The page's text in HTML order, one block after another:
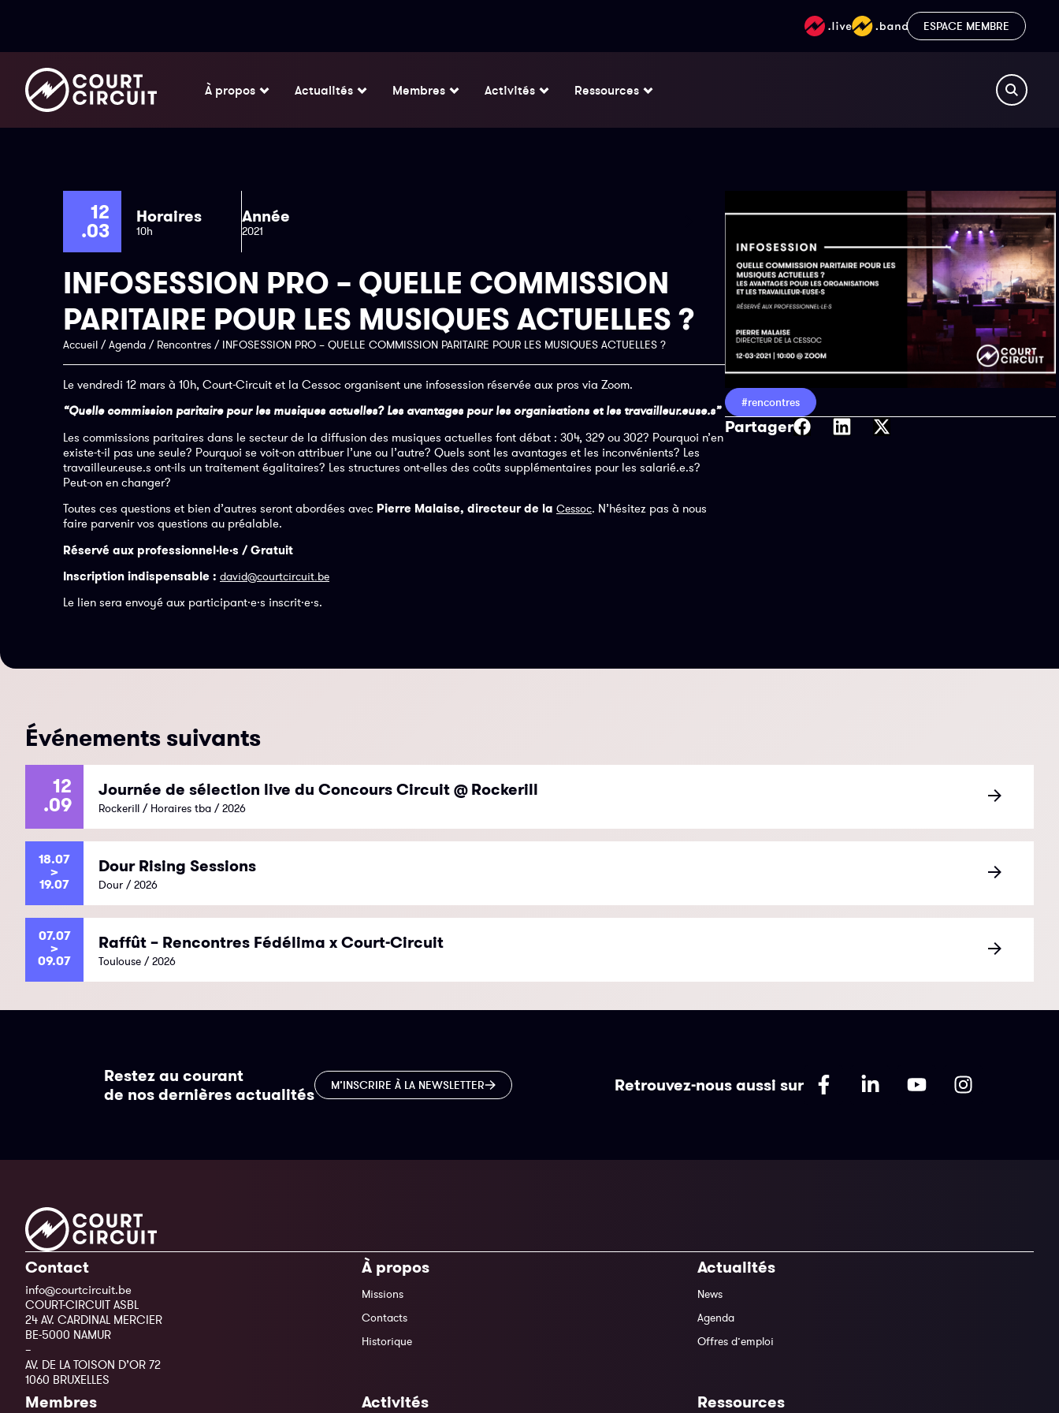
ESPACE MEMBRE
À propos Actualités Membres Activités Ressources
12
.03
Horaires
10h
Année
2021
INFOSESSION PRO – QUELLE COMMISSION
PARITAIRE POUR LES MUSIQUES ACTUELLES ?
Accueil /Agenda / Rencontres / INFOSESSION PRO – QUELLE COMMISSION PARITAIRE POUR LES MUSIQUES ACTUELLES ?
Le vendredi 12 mars à 10h, Court-Circuit et la Cessoc organisent une infosession réservée aux pros via Zoom.
“Quelle commission paritaire pour les musiques actuelles? Les avantages pour les organisations et les travailleur.euse.s”
Les commissions paritaires dans le secteur de la diffusion des musiques actuelles font débat : 304, 329 ou 302? Pourquoi n’en
existe-t-il pas une seule? Pourquoi se voit-on attribuer l’une ou l’autre? Quels sont les avantages et les inconvénients? Les
travailleur.euse.s ont-ils un traitement égalitaires? Les structures ont-elles des coûts supplémentaires pour les salarié.e.s?
Peut-on en changer?
Toutes ces questions et bien d’autres seront abordées avec Pierre Malaise, directeur de la Cessoc. N’hésitez pas à nous
faire parvenir vos questions au préalable.
Réservé aux professionnel·le·s / Gratuit
Inscription indispensable : david@courtcircuit.be
Le lien sera envoyé aux participant·e·s inscrit·e·s.
#rencontres
Partager
Événements suivants
12
.09
Journée de sélection live du Concours Circuit @ Rockerill
Rockerill / Horaires tba / 2026
18.07
>
19.07
Dour Rising Sessions
Dour / 2026
07.07
>
09.07
Raffût – Rencontres Fédélima x Court-Circuit
Toulouse / 2026
Restez au courant
de nos dernières actualités
M’INSCRIRE À LA NEWSLETTER Retrouvez-nous aussi sur
Contact
info@courtcircuit.be
COURT-CIRCUIT ASBL
24 AV. CARDINAL MERCIER
BE-5000 NAMUR
–
AV. DE LA TOISON D’OR 72
1060 BRUXELLES
À propos
Missions
Contacts
Historique
Actualités
News
Agenda
Offres d’emploi
Membres Activités Ressources